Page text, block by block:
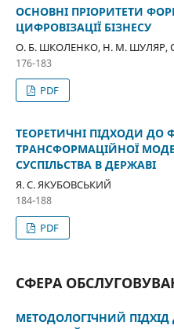
ОСНОВНІ ПРІОРИТЕТИ
ЦИФРОВІЗАЦІЇ БІЗНЕСУ
О. Б. ШКОЛЕНКО, Н. М.
176-183
PDF
ТЕОРЕТИЧНІ ПІДХОДИ ДО
ТРАНСФОРМАЦІЙНОЇ
СУСПІЛЬСТВА В ДЕРЖАВІ
Я. С. ЯКУБОВСЬКИЙ
184-188
PDF
СФЕРА
МЕТОДОЛОГІЧНИЙ